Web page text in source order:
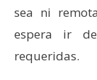
o
sea ni
espera ir
requeridas.